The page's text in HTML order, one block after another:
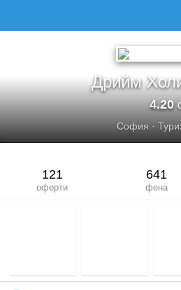
Дрийм
4.20
София·
121
оферти
641
фена